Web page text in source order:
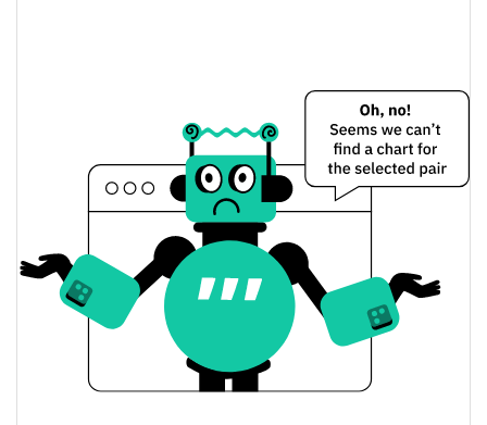
$0.000009977222
Abertura / Fecho de
$0.000009977222 /
$0.0000099676305
A mudança de ontem
Volume de ontem $609.47849
Histórico do preço do Swole Chad Doge